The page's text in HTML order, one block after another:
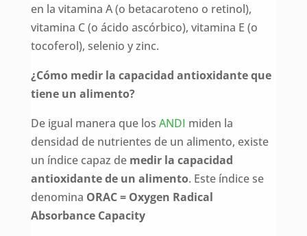
en la vitamina A (o betacaroteno o retinol),
vitamina C (o ácido ascórbico), vitamina E (o
tocoferol), selenio y zinc.
¿Cómo medir la capacidad antioxidante que
tiene un alimento?
De igual manera que los ANDI miden la
densidad de nutrientes de un alimento, existe
un índice capaz de medir la capacidad
antioxidante de un alimento. Este índice se
denomina ORAC = Oxygen Radical
Absorbance Capacity